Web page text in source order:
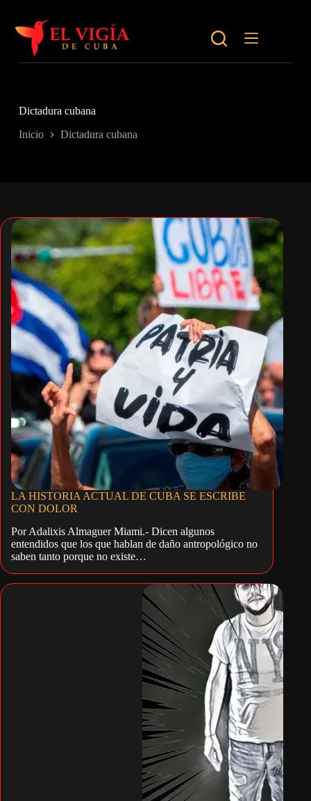
contenido
Dictadura cubana
Inicio Dictadura cubana
LA HISTORIA ACTUAL DE CUBA SE ESCRIBE
CON DOLOR
Por Adalixis Almaguer Miami.- Dicen algunos
entendidos que los que hablan de daño antropológico no
saben tanto porque no existe…